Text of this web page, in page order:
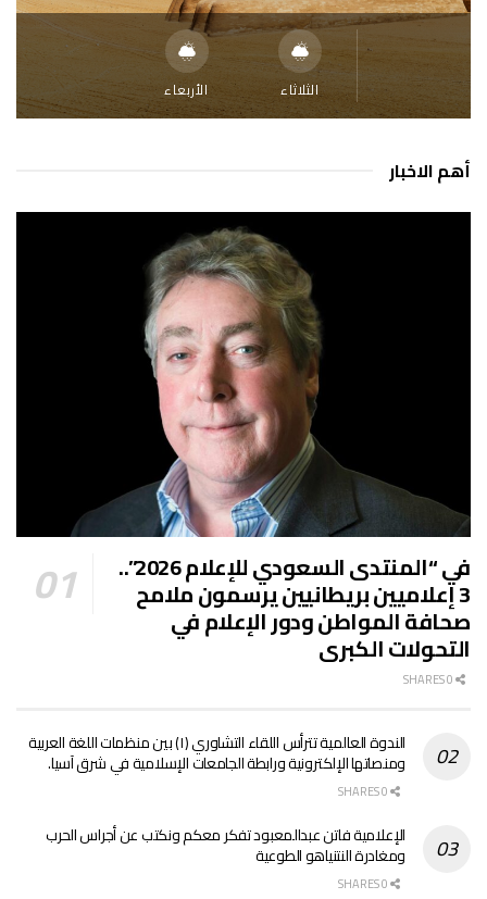
الثلاثاء الأربعاء
أهم الاخبار
في “المنتدى السعودي للإعلام 2026”..
3 إعلاميين بريطانيين يرسمون ملامح
صحافة المواطن ودور الإعلام في
التحولات الكبرى
الندوة العالمية تترأس اللقاء التشاوري (١) بين منظمات اللغة العربية
ومنصاتها الإلكترونية ورابطة الجامعات الإسلامية في شرق آسيا.
الإعلامية فاتن عبدالمعبود تفكر معكم ونكتب عن أجراس الحرب
ومغادرة النتنياهو الطوعية